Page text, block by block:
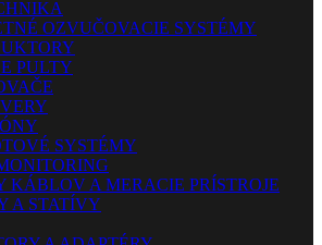
OZVUČOVACIE SYSTÉMY
PULTY
SYSTÉMY
KÁBLOV A MERACIE PRÍSTROJE
A STATÍVY